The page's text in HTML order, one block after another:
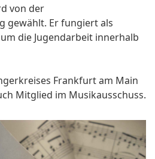
von der
gewählt. Er fungiert als
die Jugendarbeit innerhalb
Frankfurt am Main
Mitglied im Musikausschuss.